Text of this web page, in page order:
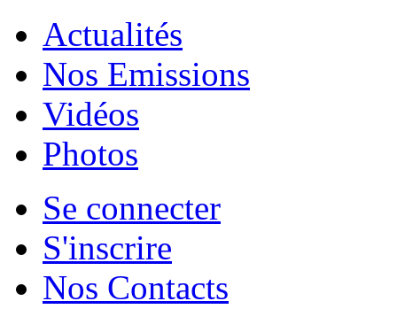
Actualités
Nos Emissions
Vidéos
Photos
Se connecter
S'inscrire
Nos Contacts